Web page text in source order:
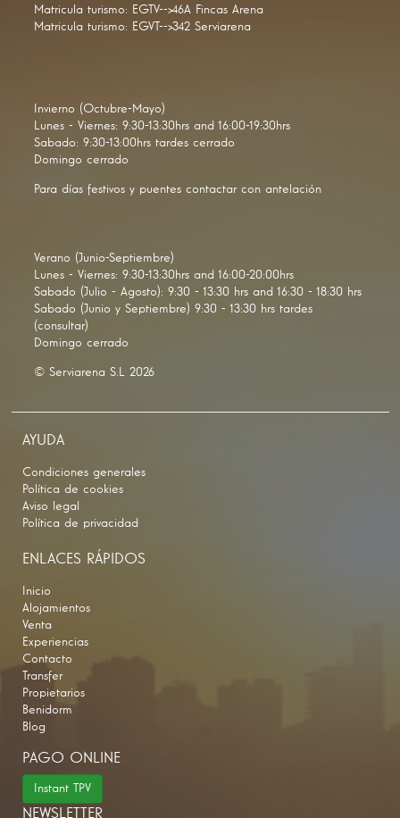
Matricula turismo: EGTV-->46A Fincas Arena
Matricula turismo: EGVT-->342 Serviarena
Invierno (Octubre-Mayo)
Lunes - Viernes: 9:30-13:30hrs and 16:00-19:30hrs
Sabado: 9:30-13:00hrs tardes cerrado
Domingo cerrado
Para días festivos y puentes contactar con antelación
Verano (Junio-Septiembre)
Lunes - Viernes: 9:30-13:30hrs and 16:00-20:00hrs
Sabado (Julio - Agosto): 9:30 - 13:30 hrs and 16:30 - 18:30 hrs
Sabado (Junio y Septiembre) 9:30 - 13:30 hrs tardes
(consultar)
Domingo cerrado
© Serviarena S.L 2026
AYUDA
Condiciones generales
Política de cookies
Aviso legal
Política de privacidad
ENLACES RÁPIDOS
Inicio
Alojamientos
Venta
Experiencias
Contacto
Transfer
Propietarios
Benidorm
Blog
PAGO ONLINE
Instant TPV
NEWSLETTER